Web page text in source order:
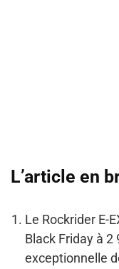
L’article en
Le Rockrider E-
Black Friday à
exceptionnelle